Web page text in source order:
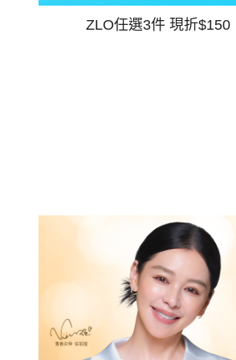
ZLO任選3件 現折$150